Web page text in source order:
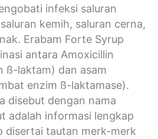
infeksi saluran
kemih, saluran cerna,
Erabam Forte Syrup
antara Amoxicillin
ß-laktam) dan asam
enzim ß-laktamase).
disebut dengan nama
adalah informasi lengkap
disertai tautan merk-merk